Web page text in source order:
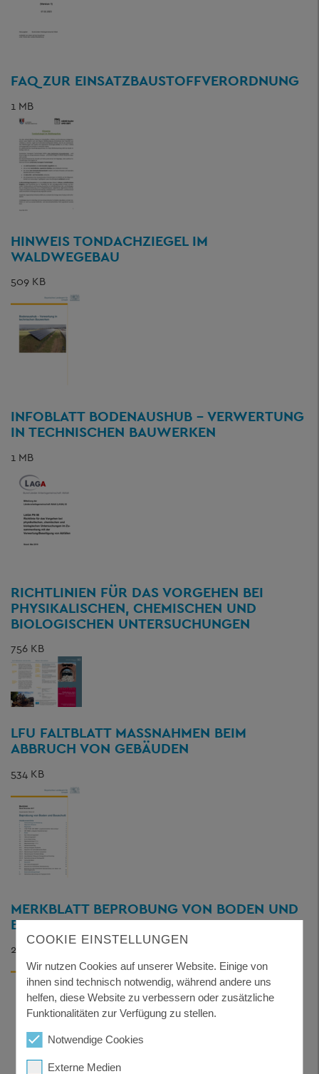
FAQ ZUR EINSATZBAUSTOFFVERORDNUNG
1 MB
HINWEIS TONDACHZIEGEL IM
WALDWEGEBAU
509 KB
INFOBLATT BODENAUSHUB - VERWERTUNG
IN TECHNISCHEN BAUWERKEN
1 MB
RICHTLINIEN FÜR DAS VORGEHEN BEI
PHYSIKALISCHEN, CHEMISCHEN UND
BIOLOGISCHEN UNTERSUCHUNGEN
756 KB
LFU FALTBLATT MASSNAHMEN BEIM A
BBRUCH VON GEBÄUDEN
534 KB
MERKBLATT BEPROBUNG VON BODEN UND
BAUSCHUTT
2 MB
COOKIE EINSTELLUNGEN
Wir nutzen Cookies auf unserer Website. Einige von
ihnen sind technisch notwendig, während andere uns
helfen, diese Website zu verbessern oder zusätzliche
Funktionalitäten zur Verfügung zu stellen.
Notwendige Cookies
Externe Medien